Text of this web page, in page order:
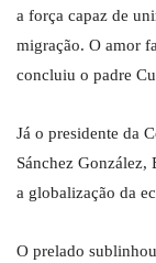
a força capaz de
migração. O amor
concluiu o padre
Já o presidente da
Sánchez González,
a globalização da
O prelado